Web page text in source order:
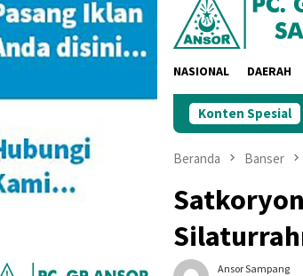
NASIONAL DAERAH
Konten Spesial
Beranda Banser
Ansor Sampang